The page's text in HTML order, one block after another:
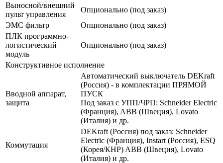
Выносной/внешний
пульт управления
Опционально (под заказ)
ЭМС фильтр
Опционально (под заказ)
ПЛК программно-
логистический
модуль
Опционально (под заказ)
Конструктивное исполнение
Вводной аппарат,
защита
Автоматический выключатель DEKraft
(Россия) - в комплектации ПРЯМОЙ
ПУСК
Под заказ с УПП/ЧРП: Schneider Electric
(Франция), ABB (Швеция), Lovato
(Италия) и др.
Коммутация
DEKraft (Россия) под заказ: Schneider
Electric (Франция), Instart (Россия), ESQ
(Корея/КНР) ABB (Швеция), Lovato
(Италия) и др.